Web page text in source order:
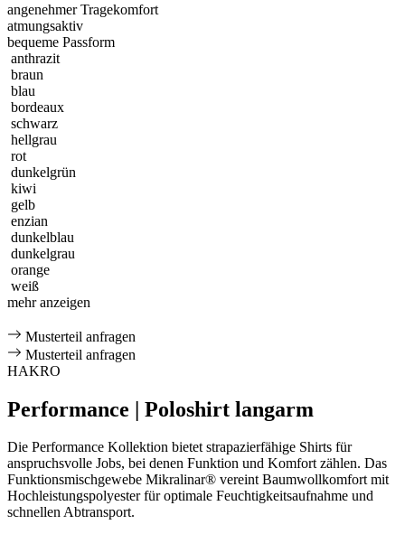
angenehmer Tragekomfort
atmungsaktiv
bequeme Passform
anthrazit
braun
blau
bordeaux
schwarz
hellgrau
rot
dunkelgrün
kiwi
gelb
enzian
dunkelblau
dunkelgrau
orange
weiß
mehr anzeigen
Musterteil anfragen
Musterteil anfragen
HAKRO
Performance | Poloshirt langarm
Die Performance Kollektion bietet strapazierfähige Shirts für
anspruchsvolle Jobs, bei denen Funktion und Komfort zählen. Das
Funktionsmischgewebe Mikralinar® vereint Baumwollkomfort mit
Hochleistungspolyester für optimale Feuchtigkeitsaufnahme und
schnellen Abtransport.